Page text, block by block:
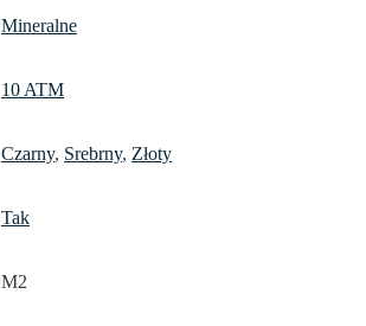
Mineralne
10 ATM
Czarny, Srebrny, Złoty
Tak
M2